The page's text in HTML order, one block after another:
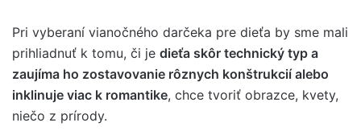
Pri vyberaní vianočného darčeka pre dieťa by sme mali
prihliadnuť k tomu, či je dieťa skôr technický typ a
zaujíma ho zostavovanie rôznych konštrukcií alebo
inklinuje viac k romantike, chce tvoriť obrazce, kvety,
niečo z prírody.